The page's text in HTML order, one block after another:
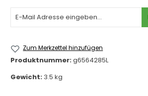
Zum Merkzettel hinzufügen
Produktnummer:g6564285L
Gewicht: 3.5 kg